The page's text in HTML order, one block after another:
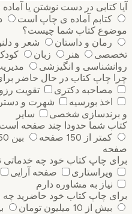
کتابی در دست نوشتن یا آماده ی
کتابم آماده ی چاپ است
در
کتاب شما چیست؟
رمان و داستان
شعر و دلنوشته
هنر زبان کودک و
و انگیزشی
مدیریت
چاپ کتاب در حال حاضر برای
مصاحبه دکتری
تقویت رزومه
اخذ بورسیه
شهرت و دسترسی
شخصی
سایر
شما حدودا چند صفحه است ؟
کمتر از 150 صفحه
بین 150 تا 250 صفحه
چاپ کتاب خود چه خدماتی نیاز
ویراستاری
صفحه آرایی
نیاز به مشاوره دارم
چاپ کتاب خود حاضرید چه
بیش از 10 میلیون تومان
بین 6 تا 10میلیون تومان